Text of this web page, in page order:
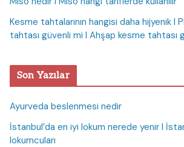
Kesme tahtalarının hangisi daha hijyenik I
tahtası güvenli mi I Ahşap kesme tahtası
Son Yazılar
Ayurveda beslenmesi nedir
İstanbul’da en iyi lokum nerede yenir I
lokumcuları